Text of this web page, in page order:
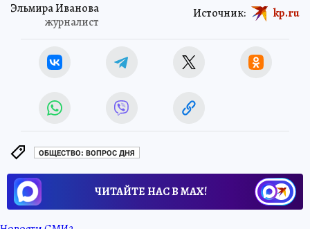
Эльмира Иванова
журналист
Источник: kp.ru
ОБЩЕСТВО: ВОПРОС ДНЯ
ЧИТАЙТЕ НАС В МАХ!